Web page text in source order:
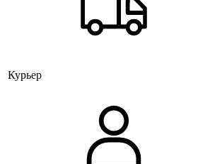
Курьер